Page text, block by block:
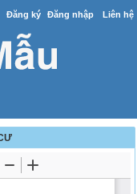
Đăng ký Đăng nhập Liên hệ